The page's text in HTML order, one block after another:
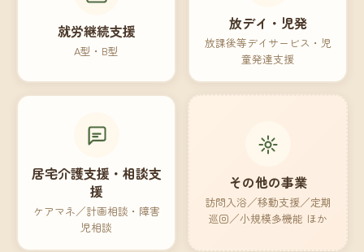
就労継続支援
A型・B型
放デイ・児発
放課後等デイサービス・児
童発達支援
居宅介護支援・相談支
援
ケアマネ／計画相談・障害
児相談
その他の事業
訪問入浴／移動支援／定期
巡回／小規模多機能 ほか